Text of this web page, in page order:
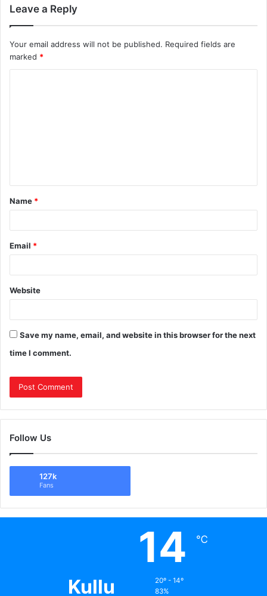
Leave a Reply
Your email address will not be published. Required fields are
marked *
Name *
Email *
Website
Save my name, email, and website in this browser for the next
time I comment.
Follow Us
127k
Fans
Kullu
14 ℃
20º - 14º
83%